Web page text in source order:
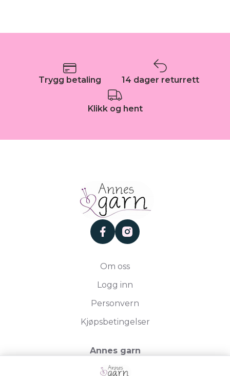
Trygg betaling 14 dager returrett
Klikk og hent
facebookinstagram
Om oss
Logg inn
Personvern
Kjøpsbetingelser
Annes garn
Storgata 19, 2750 Gran